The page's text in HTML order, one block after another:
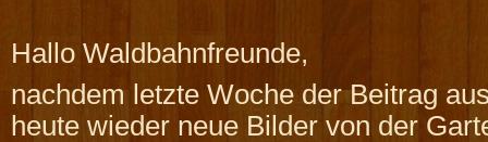
Hallo Waldbahnfreunde,
nachdem letzte Woche der Beitrag
heute wieder neue Bilder von der